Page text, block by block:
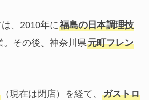
、2010年に福島の日本調理技
。その後、神奈川県元町フレン
（現在は閉店）を経て、 ガストロ